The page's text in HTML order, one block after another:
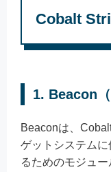
Cobalt
1. Beacon（
Beaconは、
ゲットシステム
るためのモジュ